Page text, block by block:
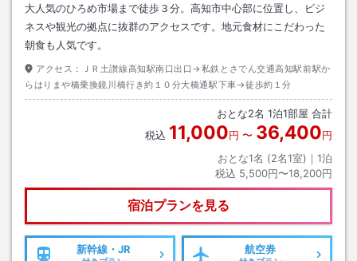
大人気のひろめ市場まで徒歩３分。高知市中心部に位置し、ビジ
ネスや観光の拠点に抜群のアクセスです。地元食材にこだわった
朝食も人気です。
アクセス：
ＪＲ土讃線高知駅南口出口→私鉄とさでん交通高知駅前駅か
らはりまや橋乗換鏡川橋行き約１０分大橋通駅下車→徒歩約１分
おとな2名 1泊1部屋 合計
税込 11,000円 〜 36,400円
おとな1名 (2名1室)｜ 1泊
税込 5,500円〜18,200円
宿泊プランを見る
新幹線・JR 航空券